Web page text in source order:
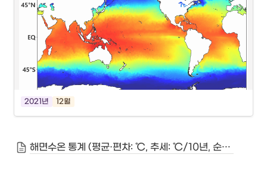
2021년 12월
해면수온 통계 (평균·편차: ℃, 추세: ℃/10년, 순위: 1991~2021년 중 상위, 평년: 1991~2020년)